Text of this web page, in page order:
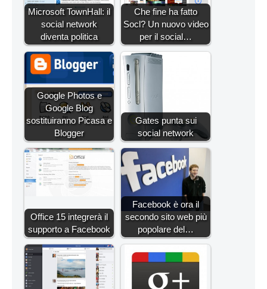
Microsoft TownHall: il
social network
diventa politica
Che fine ha fatto
Socl? Un nuovo video
per il social…
Google Photos e
Google Blog
sostituiranno Picasa e
Blogger
Gates punta sui
social network
Office 15 integrerà il
supporto a Facebook
Facebook è ora il
secondo sito web più
popolare del…